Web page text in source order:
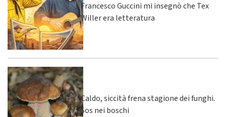
Francesco Guccini mi insegnò che Tex
Willer era letteratura
Caldo, siccità frena stagione dei funghi.
Sos nei boschi